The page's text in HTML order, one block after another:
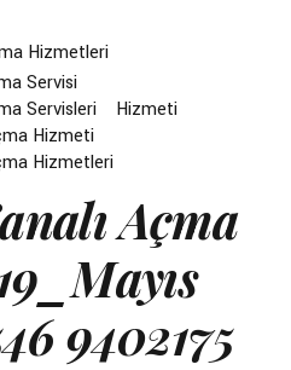
Hizmetleri
Servisi
Servisleri
Hizmeti
Hizmeti
Hizmetleri
Açma
9402175